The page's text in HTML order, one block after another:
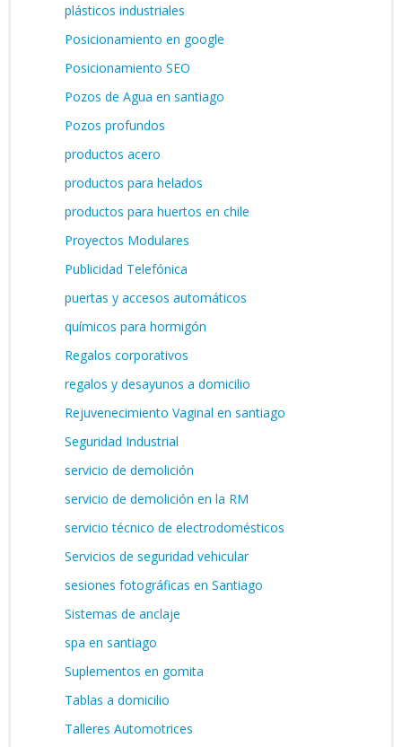
plásticos industriales
Posicionamiento en google
Posicionamiento SEO
Pozos de Agua en santiago
Pozos profundos
productos acero
productos para helados
productos para huertos en chile
Proyectos Modulares
Publicidad Telefónica
puertas y accesos automáticos
químicos para hormigón
Regalos corporativos
regalos y desayunos a domicilio
Rejuvenecimiento Vaginal en santiago
Seguridad Industrial
servicio de demolición
servicio de demolición en la RM
servicio técnico de electrodomésticos
Servicios de seguridad vehicular
sesiones fotográficas en Santiago
Sistemas de anclaje
spa en santiago
Suplementos en gomita
Tablas a domicilio
Talleres Automotrices